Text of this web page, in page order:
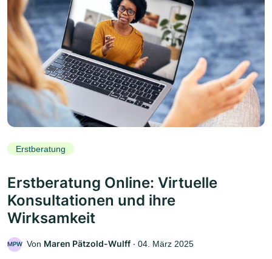
Erstberatung
Erstberatung Online: Virtuelle
Konsultationen und ihre
Wirksamkeit
MPW Von Maren Pätzold-Wulff ‧ 04. März 2025